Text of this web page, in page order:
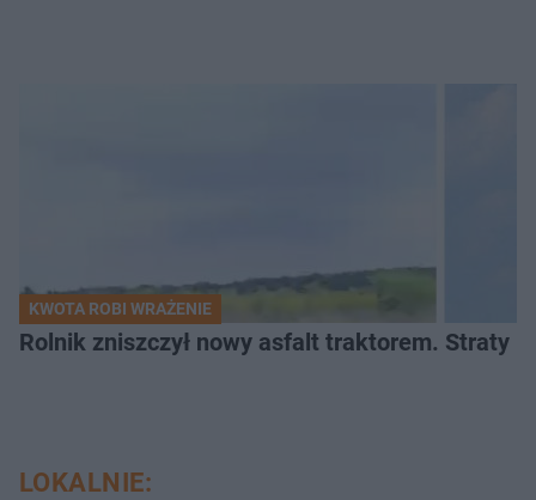
KWOTA ROBI WRAŻENIE
Rolnik zniszczył nowy asfalt traktorem. Straty
LOKALNIE: